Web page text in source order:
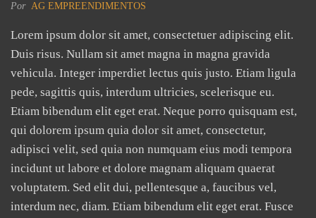
Por AG EMPREENDIMENTOS
Lorem ipsum dolor sit amet, consectetuer adipiscing elit.
Duis risus. Nullam sit amet magna in magna gravida
vehicula. Integer imperdiet lectus quis justo. Etiam ligula
pede, sagittis quis, interdum ultricies, scelerisque eu.
Etiam bibendum elit eget erat. Neque porro quisquam est,
qui dolorem ipsum quia dolor sit amet, consectetur,
adipisci velit, sed quia non numquam eius modi tempora
incidunt ut labore et dolore magnam aliquam quaerat
voluptatem. Sed elit dui, pellentesque a, faucibus vel,
interdum nec, diam. Etiam bibendum elit eget erat. Fusce